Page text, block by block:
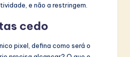
e não a restringem.
cedo
pixel, defina como será o